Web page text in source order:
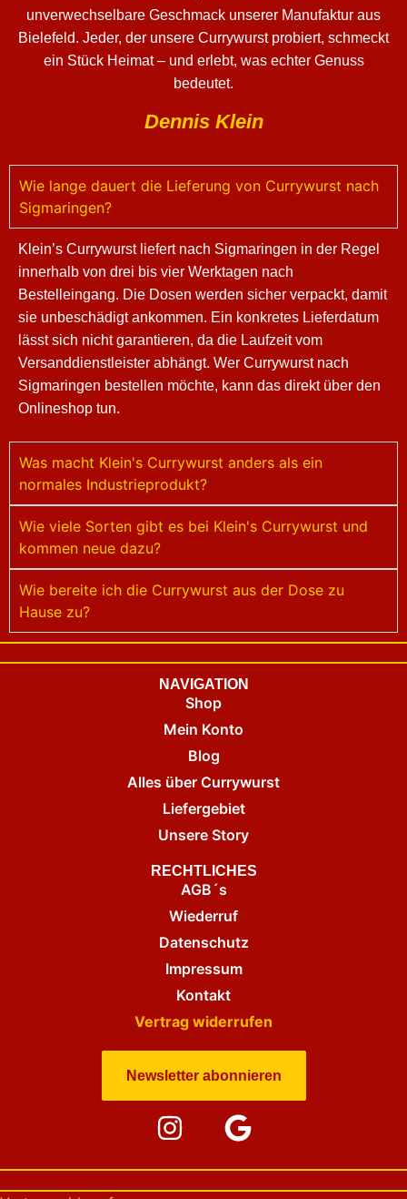
unverwechselbare Geschmack unserer Manufaktur aus
Bielefeld. Jeder, der unsere Currywurst probiert, schmeckt
ein Stück Heimat – und erlebt, was echter Genuss
bedeutet.
Dennis Klein
Wie lange dauert die Lieferung von Currywurst nach
Sigmaringen?
Klein’s Currywurst liefert nach Sigmaringen in der Regel
innerhalb von drei bis vier Werktagen nach
Bestelleingang. Die Dosen werden sicher verpackt, damit
sie unbeschädigt ankommen. Ein konkretes Lieferdatum
lässt sich nicht garantieren, da die Laufzeit vom
Versanddienstleister abhängt. Wer Currywurst nach
Sigmaringen bestellen möchte, kann das direkt über den
Onlineshop tun.
Was macht Klein's Currywurst anders als ein
normales Industrieprodukt?
Wie viele Sorten gibt es bei Klein's Currywurst und
kommen neue dazu?
Wie bereite ich die Currywurst aus der Dose zu
Hause zu?
NAVIGATION
Shop
Mein Konto
Blog
Alles über Currywurst
Liefergebiet
Unsere Story
RECHTLICHES
AGB´s
Wiederruf
Datenschutz
Impressum
Kontakt
Vertrag widerrufen
Newsletter abonnieren